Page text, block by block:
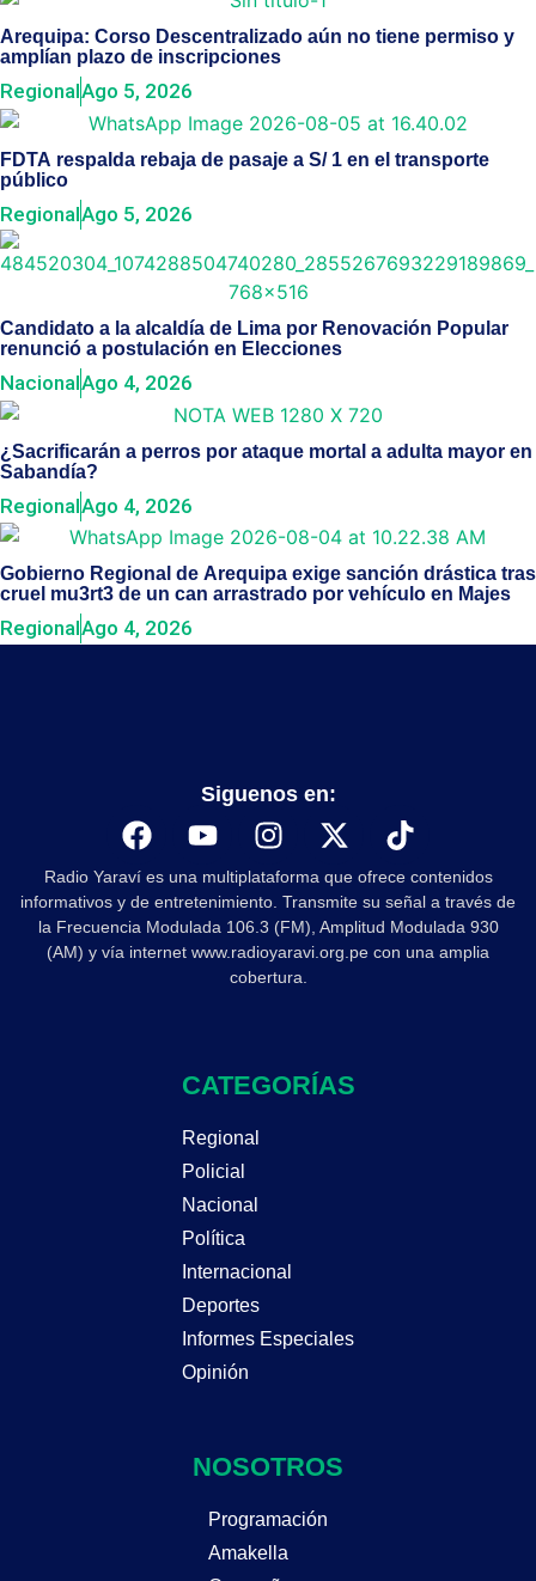
Arequipa: Corso Descentralizado aún no tiene permiso y
amplían plazo de inscripciones
RegionalAgo 5, 2026
FDTA respalda rebaja de pasaje a S/ 1 en el transporte
público
RegionalAgo 5, 2026
Candidato a la alcaldía de Lima por Renovación Popular
renunció a postulación en Elecciones
NacionalAgo 4, 2026
¿Sacrificarán a perros por ataque mortal a adulta mayor en
Sabandía?
RegionalAgo 4, 2026
Gobierno Regional de Arequipa exige sanción drástica tras
cruel mu3rt3 de un can arrastrado por vehículo en Majes
RegionalAgo 4, 2026
Radio Yaraví es una multiplataforma que ofrece contenidos
informativos y de entretenimiento. Transmite su señal a través de
la Frecuencia Modulada 106.3 (FM), Amplitud Modulada 930
(AM) y vía internet www.radioyaravi.org.pe con una amplia
cobertura.
Siguenos en:
CATEGORÍAS
Regional
Policial
Nacional
Política
Internacional
Deportes
Informes Especiales
Opinión
NOSOTROS
Programación
Amakella